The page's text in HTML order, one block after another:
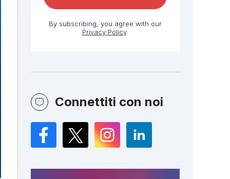
By subscribing, you agree with our
Privacy Policy.
Connettiti con noi
Facebook
TwitterInstagramLinkedIn